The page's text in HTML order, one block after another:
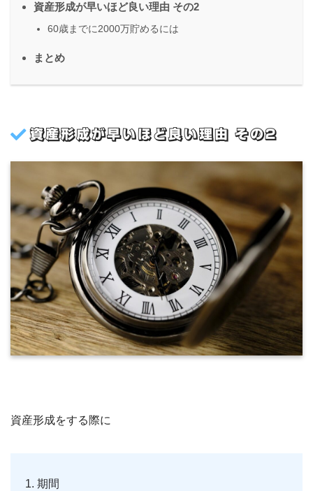
資産形成が早いほど良い理由 その2
60歳までに2000万貯めるには
まとめ
資産形成が早いほど良い理由 その2
資産形成をする際に
期間